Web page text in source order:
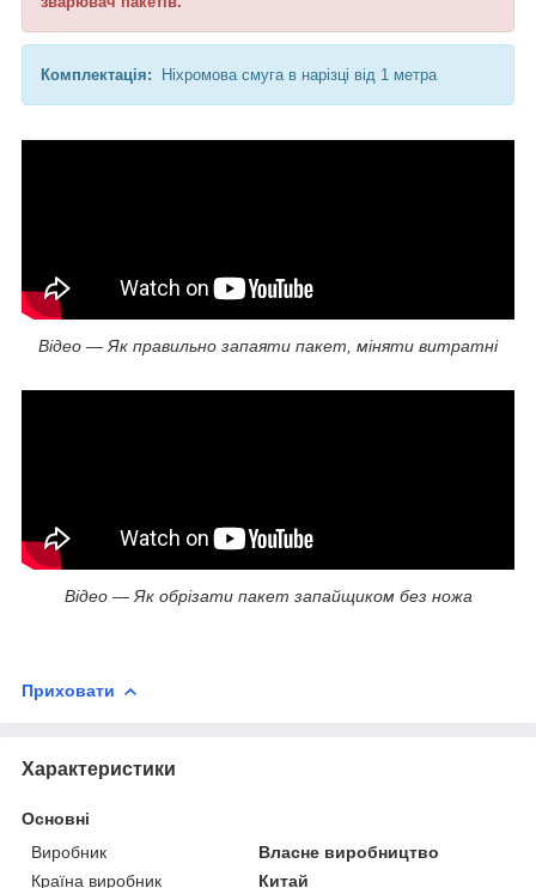
Комплектація: Ніхромова смуга в нарізці від 1 метра
Відео — Як правильно запаяти пакет, міняти витратні
Відео — Як обрізати пакет запайщиком без ножа
Приховати
Характеристики
Основні
Виробник
Власне виробництво
Країна виробник
Китай